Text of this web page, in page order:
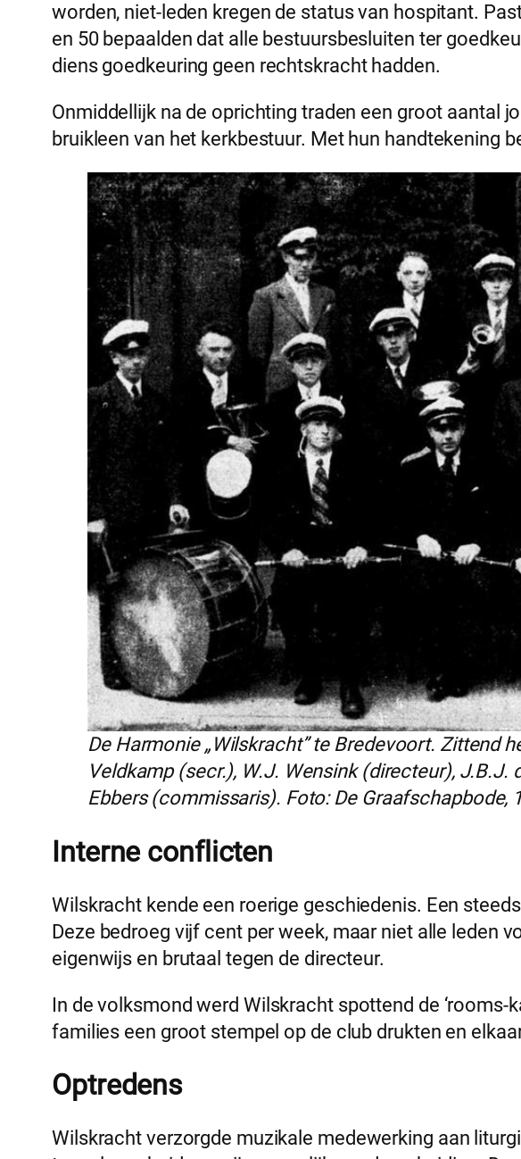
worden, niet-leden kregen de status van hospitant.
en 50 bepaalden dat alle bestuursbesluiten ter
diens goedkeuring geen rechtskracht hadden.
Onmiddellijk na de oprichting traden een groot aantal
bruikleen van het kerkbestuur. Met hun handtekening
De Harmonie „Wilskracht” te Bredevoort. Zittend
Veldkamp (secr.), W.J. Wensink (directeur),
Ebbers (commissaris). Foto: De Graafschapbode,
Interne conflicten
Wilskracht kende een roerige geschiedenis. Een
Deze bedroeg vijf cent per week, maar niet alle leden
eigenwijs en brutaal tegen de directeur.
In de volksmond werd Wilskracht spottend de
families een groot stempel op de club drukten en
Optredens
Wilskracht verzorgde muzikale medewerking aan